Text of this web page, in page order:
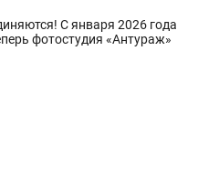
С января 2026 года
фотостудия «Антураж»